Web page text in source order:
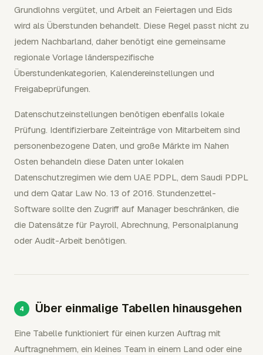
Grundlohns vergütet, und Arbeit an Feiertagen und Eids
wird als Überstunden behandelt. Diese Regel passt nicht zu
jedem Nachbarland, daher benötigt eine gemeinsame
regionale Vorlage länderspezifische
Überstundenkategorien, Kalendereinstellungen und
Freigabeprüfungen.
Datenschutzeinstellungen benötigen ebenfalls lokale
Prüfung. Identifizierbare Zeiteinträge von Mitarbeitern sind
personenbezogene Daten, und große Märkte im Nahen
Osten behandeln diese Daten unter lokalen
Datenschutzregimen wie dem UAE PDPL, dem Saudi PDPL
und dem Qatar Law No. 13 of 2016. Stundenzettel-
Software sollte den Zugriff auf Manager beschränken, die
die Datensätze für Payroll, Abrechnung, Personalplanung
oder Audit-Arbeit benötigen.
Über einmalige Tabellen hinausgehen
Eine Tabelle funktioniert für einen kurzen Auftrag mit
Auftragnehmern, ein kleines Team in einem Land oder eine